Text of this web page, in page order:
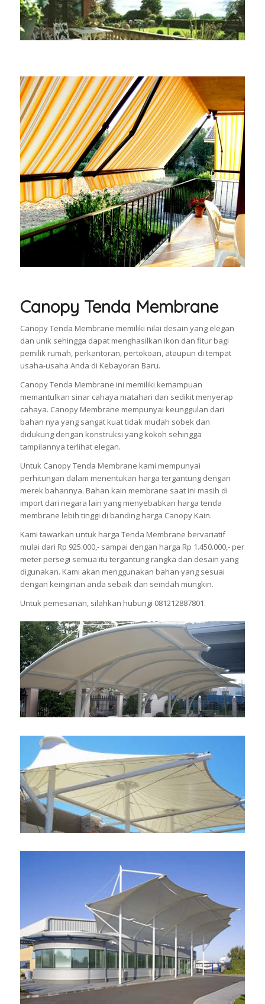
Canopy Tenda Membrane
Canopy Tenda Membrane memiliki nilai desain yang elegan
dan unik sehingga dapat menghasilkan ikon dan fitur bagi
pemilik rumah, perkantoran, pertokoan, ataupun di tempat
usaha-usaha Anda di Kebayoran Baru.
Canopy Tenda Membrane ini memiliki kemampuan
memantulkan sinar cahaya matahari dan sedikit menyerap
cahaya. Canopy Membrane mempunyai keunggulan dari
bahan nya yang sangat kuat tidak mudah sobek dan
didukung dengan konstruksi yang kokoh sehingga
tampilannya terlihat elegan.
Untuk Canopy Tenda Membrane kami mempunyai
perhitungan dalam menentukan harga tergantung dengan
merek bahannya. Bahan kain membrane saat ini masih di
import dari negara lain yang menyebabkan harga tenda
membrane lebih tinggi di banding harga Canopy Kain.
Kami tawarkan untuk harga Tenda Membrane bervariatif
mulai dari Rp 925.000,- sampai dengan harga Rp 1.450.000,- per
meter persegi semua itu tergantung rangka dan desain yang
digunakan. Kami akan menggunakan bahan yang sesuai
dengan keinginan anda sebaik dan seindah mungkin.
Untuk pemesanan, silahkan hubungi 081212887801.